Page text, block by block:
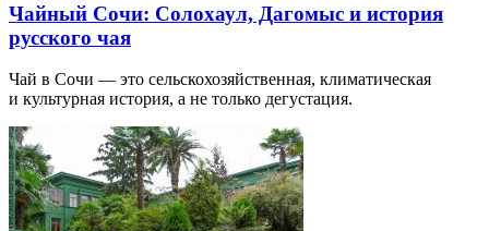
Чайный Сочи: Солохаул, Дагомыс и история
русского чая
Чай в Сочи — это сельскохозяйственная, климатическая
и культурная история, а не только дегустация.